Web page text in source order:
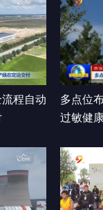
程自动
多点位
过敏健